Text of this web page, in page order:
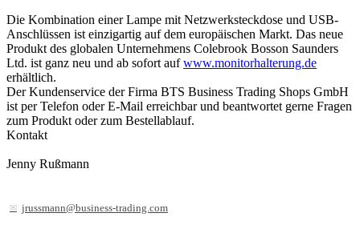
Die Kombination einer Lampe mit Netzwerksteckdose und USB-
Anschlüssen ist einzigartig auf dem europäischen Markt. Das neue
Produkt des globalen Unternehmens Colebrook Bosson Saunders
Ltd. ist ganz neu und ab sofort aufwww.monitorhalterung.de
erhältlich.
Der Kundenservice der Firma BTS Business Trading Shops GmbH
ist per Telefon oder E-Mail erreichbar und beantwortet gerne Fragen
zum Produkt oder zum Bestellablauf.
Kontakt
Jenny Rußmann
jrussmann@business-trading.com